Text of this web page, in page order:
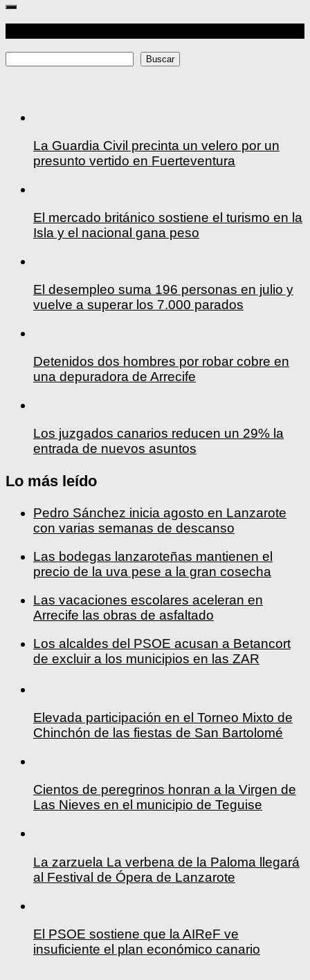
Buscar
La Guardia Civil precinta un velero por un
presunto vertido en Fuerteventura
El mercado británico sostiene el turismo en la
Isla y el nacional gana peso
El desempleo suma 196 personas en julio y
vuelve a superar los 7.000 parados
Detenidos dos hombres por robar cobre en
una depuradora de Arrecife
Los juzgados canarios reducen un 29% la
entrada de nuevos asuntos
Lo más leído
Pedro Sánchez inicia agosto en Lanzarote
con varias semanas de descanso
Las bodegas lanzaroteñas mantienen el
precio de la uva pese a la gran cosecha
Las vacaciones escolares aceleran en
Arrecife las obras de asfaltado
Los alcaldes del PSOE acusan a Betancort
de excluir a los municipios en las ZAR
Elevada participación en el Torneo Mixto de
Chinchón de las fiestas de San Bartolomé
Cientos de peregrinos honran a la Virgen de
Las Nieves en el municipio de Teguise
La zarzuela La verbena de la Paloma llegará
al Festival de Ópera de Lanzarote
El PSOE sostiene que la AIReF ve
insuficiente el plan económico canario